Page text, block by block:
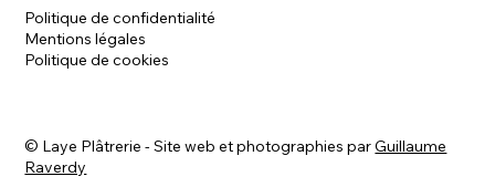
Politique de confidentialité
Mentions légales
Politique de cookies
© Laye Plâtrerie - Site web et photographies parGuillaume
Raverdy